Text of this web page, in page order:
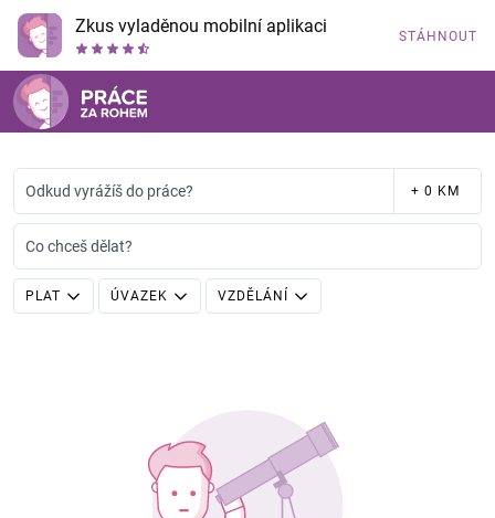
Zkus vyladěnou mobilní aplikaci STÁHNOUT
Odkud vyrážíš do práce? + 0 KM
Co chceš dělat?
PLAT ÚVAZEK VZDĚLÁNÍ